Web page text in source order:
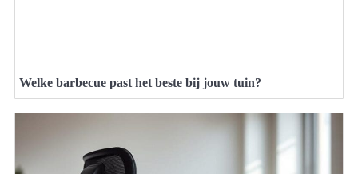
Welke barbecue past het beste bij jouw tuin?